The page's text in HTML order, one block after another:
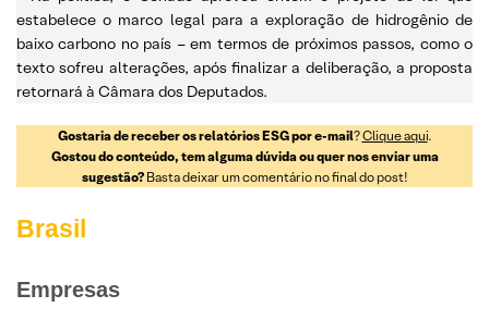
estabelece o marco legal para a exploração de hidrogênio de
baixo carbono no país – em termos de próximos passos, como o
texto sofreu alterações, após finalizar a deliberação, a proposta
retornará à Câmara dos Deputados.
Gostaria de receber os relatórios ESG por e-mail?Clique aqui.
Gostou do conteúdo, tem alguma dúvida ou quer nos enviar uma
sugestão?Basta deixar um comentário no final do post!
Brasil
Empresas